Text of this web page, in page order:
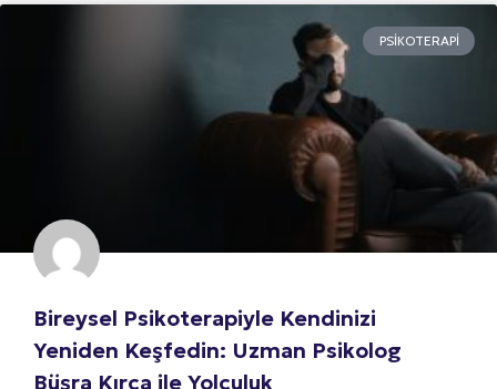
PSIKOTERAPI
Bireysel Psikoterapiyle Kendinizi
Yeniden Keşfedin: Uzman Psikolog
Büşra Kırca ile Yolculuk